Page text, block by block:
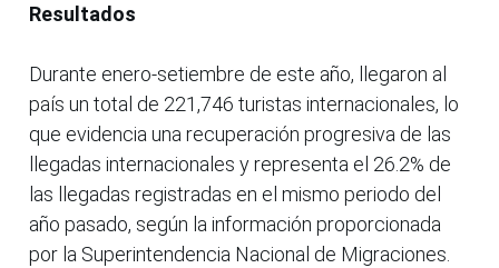
Resultados
Durante enero-setiembre de este año, llegaron al
país un total de 221,746 turistas internacionales, lo
que evidencia una recuperación progresiva de las
llegadas internacionales y representa el 26.2% de
las llegadas registradas en el mismo periodo del
año pasado, según la información proporcionada
por la Superintendencia Nacional de Migraciones.